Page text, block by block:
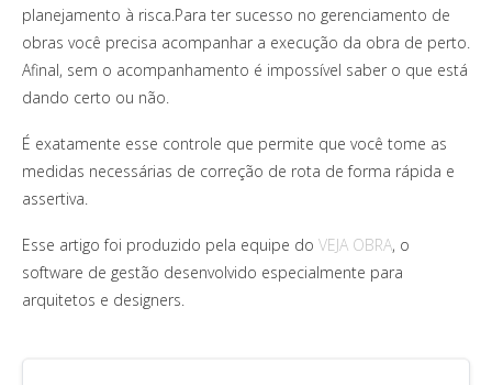
planejamento à risca.Para ter sucesso no gerenciamento de
obras você precisa acompanhar a execução da obra de perto.
Afinal, sem o acompanhamento é impossível saber o que está
dando certo ou não.
É exatamente esse controle que permite que você tome as
medidas necessárias de correção de rota de forma rápida e
assertiva.
Esse artigo foi produzido pela equipe do VEJA OBRA, o
software de gestão desenvolvido especialmente para
arquitetos e designers.